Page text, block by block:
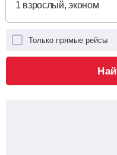
Только прямые рейсы